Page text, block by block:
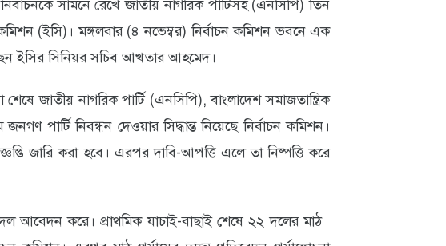
সামনে রেখে জাতীয় নাগরিক পার্টিসহ (এনসিপি) তিন
কমিশন (ইসি)।মঙ্গলবার (৪ নভেম্বর) নির্বাচন কমিশন ভবনে এক
ইসির সিনিয়র সচিব আখতার আহমেদ।
শেষে জাতীয় নাগরিক পার্টি (এনসিপি), বাংলাদেশ সমাজতান্ত্রিক
পার্টি নিবন্ধন দেওয়ার সিদ্ধান্ত নিয়েছে নির্বাচন কমিশন।
জারি করা হবে। এরপর দাবি-আপত্তি এলে তা নিষ্পত্তি করে
আবেদন করে। প্রাথমিক যাচাই-বাছাই শেষে ২২ দলের মাঠ